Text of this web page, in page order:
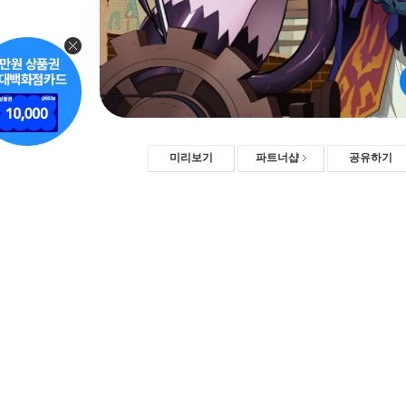
미리보기 파트너샵 공유하기